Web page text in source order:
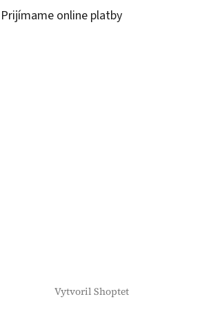
Prijímame online platby
Vytvoril Shoptet